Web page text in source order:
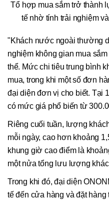
Tổ hợp mua sắm trở thành
tế nhờ tính trải nghiệm
"Khách nước ngoài thường
nghiệm không gian mua
thể. Mức chi tiêu trung bình
mua, trong khi một số đơn
đại diện đơn vị cho biết. Tại
có mức giá phổ biến từ
Riêng cuối tuần, lượng
mỗi ngày, cao hơn khoảng
khung giờ cao điểm là
một nửa tổng lưu lượng
Trong khi đó, đại diện
tế đến cửa hàng và đặt hàng